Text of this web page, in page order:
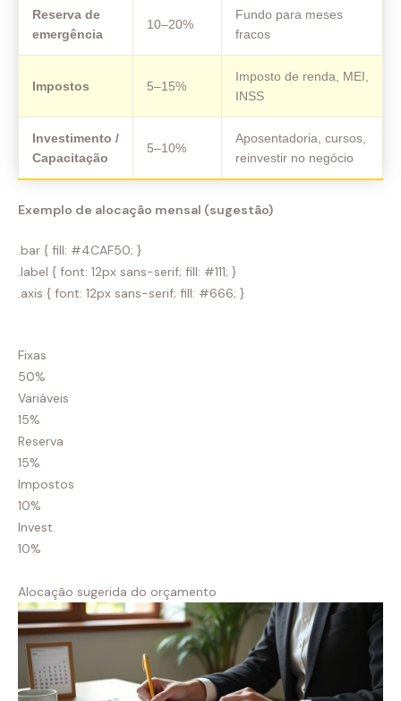
Reserva de
emergência
10–20%
Fundo para meses
fracos
Impostos 5–15%
Imposto de renda, MEI,
INSS
Investimento /
Capacitação
5–10%
Aposentadoria, cursos,
reinvestir no negócio
Exemplo de alocação mensal (sugestão)
.bar { fill: #4CAF50; }
.label { font: 12px sans-serif; fill: #111; }
.axis { font: 12px sans-serif; fill: #666; }
Fixas
50%
Variáveis
15%
Reserva
15%
Impostos
10%
Invest.
10%
Alocação sugerida do orçamento